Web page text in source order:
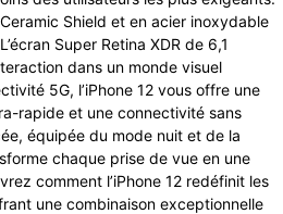
Shield et en acier inoxydable
Super Retina XDR de 6,1
dans un monde visuel
5G, l’iPhone 12 vous offre une
rapide et une connectivité sans
équipée du mode nuit et de la
chaque prise de vue en une
comment l’iPhone 12 redéfinit les
une combinaison exceptionnelle